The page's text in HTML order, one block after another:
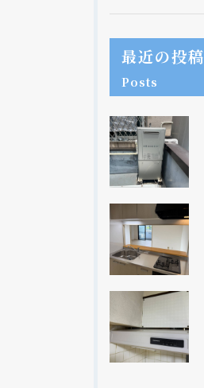
最近の投稿
Posts